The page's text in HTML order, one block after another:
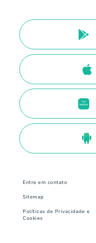
Entre em contato
Sitemap
Políticas de Privacidade e
Cookies